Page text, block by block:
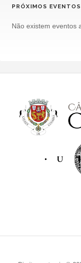
PRÓXIMOS EVENTOS
Não existem eventos